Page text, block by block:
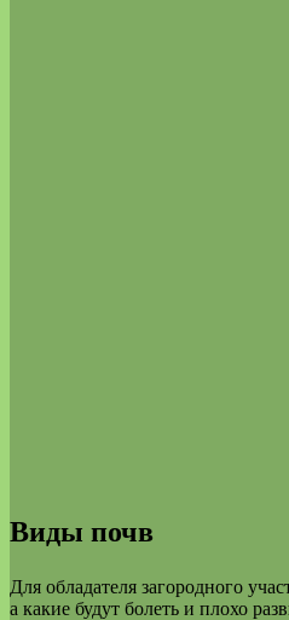
Виды почв
Для обладателя загородного
а какие будут болеть и плохо